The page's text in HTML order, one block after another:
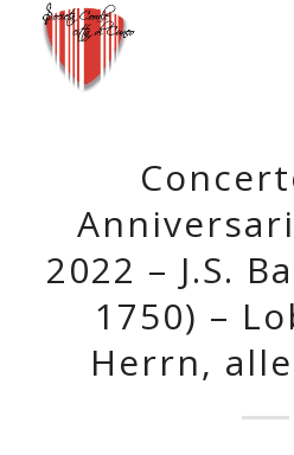
2022 – J.S.
1750) –
Herrn,